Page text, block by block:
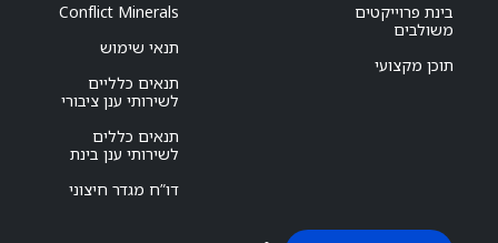
בינת פרוייקטים
משולבים
תוכן מקצועי
Conflict Minerals
תנאי שימוש
תנאים כלליים
לשירותי ענן ציבורי
תנאים כללים
לשירותי ענן בינת
דו”ח מגדר חיצוני